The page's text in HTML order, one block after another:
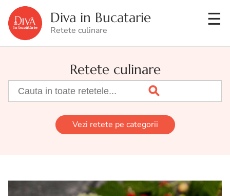
Diva in Bucatarie
Retete culinare
Retete culinare
Vezi retete pe categorii